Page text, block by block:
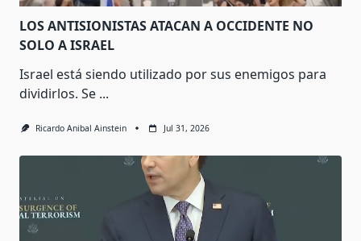
LOS ANTISIONISTAS ATACAN A OCCIDENTE NO
SOLO A ISRAEL
Israel está siendo utilizado por sus enemigos para
dividirlos. Se ...
Ricardo Anibal Ainstein Jul 31, 2026